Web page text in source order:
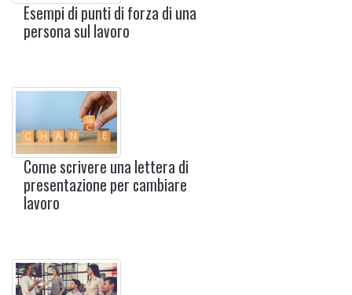
Esempi di punti di forza di una
persona sul lavoro
Come scrivere una lettera di
presentazione per cambiare
lavoro